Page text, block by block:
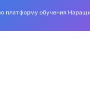
платформу обучения